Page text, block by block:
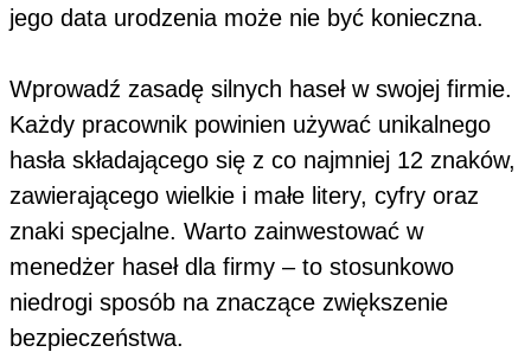
jego data urodzenia może nie być konieczna.
Wprowadź zasadę silnych haseł w swojej firmie.
Każdy pracownik powinien używać unikalnego
hasła składającego się z co najmniej 12 znaków,
zawierającego wielkie i małe litery, cyfry oraz
znaki specjalne. Warto zainwestować w
menedżer haseł dla firmy – to stosunkowo
niedrogi sposób na znaczące zwiększenie
bezpieczeństwa.